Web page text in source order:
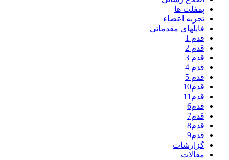
پمفلت ها
تجربه اعضاء
فایلهای مقدماتی
قدم 1
قدم 2
قدم 3
قدم 4
قدم 5
قدم10
قدم11
قدم6
قدم7
قدم8
قدم9
گزارشات
مقالات